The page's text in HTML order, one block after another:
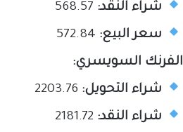
شراء النقد:
سعر البيع:
الفرنك السويسري:
شراء التحويل:
شراء النقد: